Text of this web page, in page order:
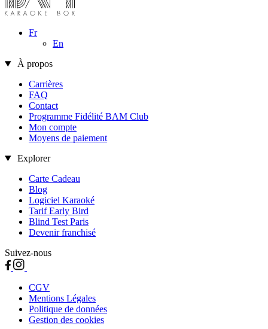
Fr
En
À propos
Carrières
FAQ
Contact
Programme Fidélité BAM Club
Mon compte
Moyens de paiement
Explorer
Carte Cadeau
Blog
Logiciel Karaoké
Tarif Early Bird
Blind Test Paris
Devenir franchisé
Suivez-nous
CGV
Mentions Légales
Politique de données
Gestion des cookies